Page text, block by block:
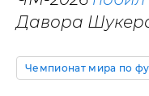
Давора
Чемпионат мира по